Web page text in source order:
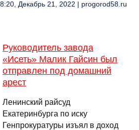
Декабрь 21, 2022 | progorod58.ru
Руководитель завода
«Исеть» Малик Гайсин был
отправлен под домашний
арест
Ленинский райсуд
Екатеринбурга по иску
Генпрокуратуры изъял в доход